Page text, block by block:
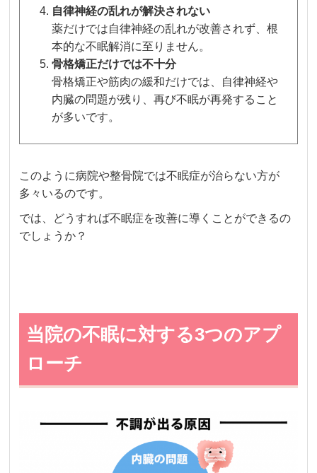
自律神経の乱れが解決されない
薬だけでは自律神経の乱れが改善されず、根
本的な不眠解消に至りません。
骨格矯正だけでは不十分
骨格矯正や筋肉の緩和だけでは、自律神経や
内臓の問題が残り、再び不眠が再発すること
が多いです。
このように病院や整骨院では不眠症が治らない方が
多々いるのです。
では、どうすれば不眠症を改善に導くことができるの
でしょうか？
当院の不眠に対する3つのアプ
ローチ